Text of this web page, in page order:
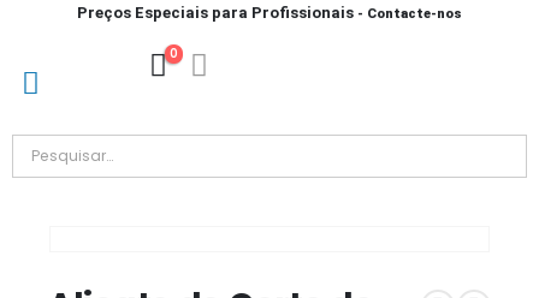
Preços Especiais para Profissionais - Contacte-nos
0